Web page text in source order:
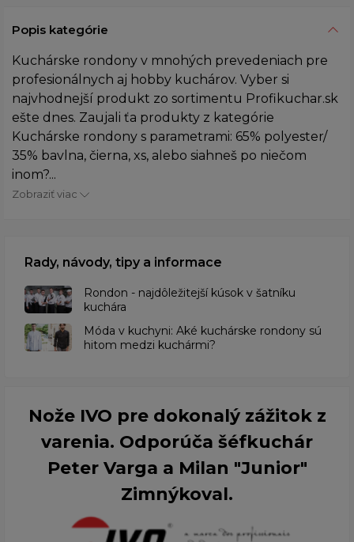
Popis kategórie
Kuchárske rondony v mnohých prevedeniach pre
profesionálnych aj hobby kuchárov. Vyber si
najvhodnejší produkt zo sortimentu Profikuchar.sk
ešte dnes. Zaujali ťa produkty z kategórie
Kuchárske rondony s parametrami: 65% polyester/
35% bavlna, čierna, xs, alebo siahneš po niečom
inom?...
Zobraziť viac
Rady, návody, tipy a informace
Rondon - najdôležitejší kúsok v šatníku
kuchára
​Móda v kuchyni: Aké kuchárske rondony sú
hitom medzi kuchármi?
Nože IVO pre dokonalý zážitok z
varenia. Odporúča šéfkuchár
Peter Varga a Milan "Junior"
Zimnýkoval.